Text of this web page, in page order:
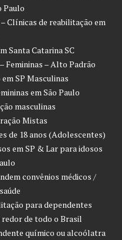
Paulo
Clínicas de reabilitação em
Santa Catarina SC
Femininas – Alto Padrão
SP Masculinas
em São Paulo
masculinas
Mistas
de 18 anos (Adolescentes)
em SP & Lar para idosos
convênios médicos /
para dependentes
redor de todo o Brasil
químico ou alcoólatra